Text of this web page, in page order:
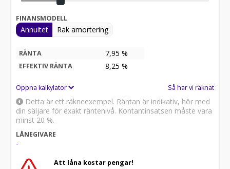
FINANSMODELL
Annuitet Rak amortering
RÄNTA 7,95 %
EFFEKTIV RÄNTA 8,25 %
Öppna kalkylator Så har vi räknat
Detta är ett räkneexempel. Räntan är indikativ, hör med
din säljare för exakt räntenivå. Kontantinsatsen måste vara
minst 20 %.
LÅNEGIVARE
-
Att låna kostar pengar!